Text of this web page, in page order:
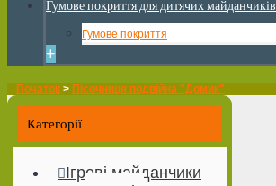
Гумове покриття для дитячих майданчиків
Гумове покриття
+
Початок > Пісочниця подвійна "Домик"
Категорії
Ігрові майданчики